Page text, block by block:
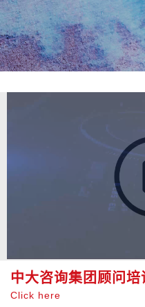
中大咨询集团顾问
Click here